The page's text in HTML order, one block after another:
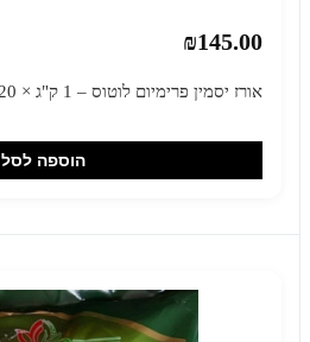
₪145.00
אורז יסמין פרימיום לוטוס – 1 ק"ג × 20 יחידות (מארז)
הוספה לסל